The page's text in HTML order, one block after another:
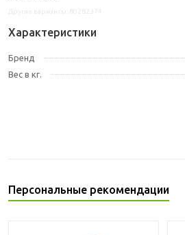
Характеристики
Бренд
Вес в кг.
Персональные рекомендации